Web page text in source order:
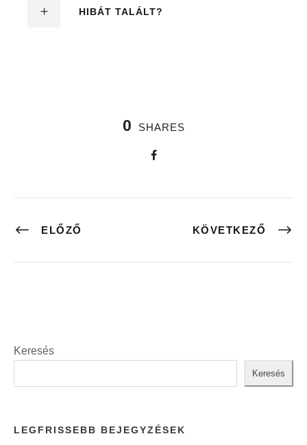
HIBÁT TALÁLT?
0 SHARES
ELŐZŐ KÖVETKEZŐ
Keresés
Keresés
LEGFRISSEBB BEJEGYZÉSEK